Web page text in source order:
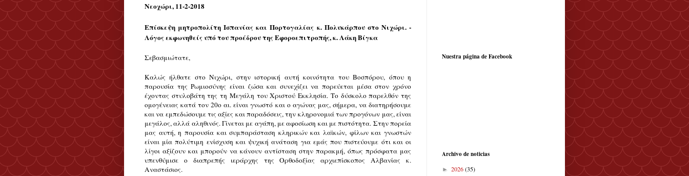
Νεοχώρι, 11-2-2018
Επίσκεψη μητροπολίτη Ισπανίας και Πορτογαλίας κ. Πολυκάρπου στο Νιχώρι. -
Λόγος εκφωνηθείς υπό του προέδρου της Εφοροεπιτροπής, κ. Λάκη Βίγκα
Σεβασμιώτατε,
Καλώς ήλθατε στο Νιχώρι, στην ιστορική αυτή κοινότητα του Βοσπόρου, όπου η
παρουσία της Ρωμιοσύνης είναι ζώσα και συνεχίζει να πορεύεται μέσα στον χρόνο
έχοντας στυλοβάτη της τη Μεγάλη του Χριστού Εκκλησία. Το δύσκολο παρελθόν της
ομογένειας κατά τον 20ο αι. είναι γνωστό και ο αγώνας μας, σήμερα, να διατηρήσουμε
και να εμπεδώσουμε τις αξίες και παραδόσεις, την κληρονομιά των προγόνων μας, είναι
μεγάλος, αλλά αληθινός. Γίνεται με αγάπη, με αφοσίωση και με πιστότητα. Στην πορεία
μας αυτή, η παρουσία και συμπαράσταση κληρικών και λαϊκών, φίλων και γνωστών
είναι μία πολύτιμη ενίσχυση και ψυχική ανάταση για εμάς που πιστεύουμε ότι και οι
λίγοι αξίζουν και μπορούν να κάνουν αντίσταση στην παρακμή, όπως πρόσφατα μας
υπενθύμισε ο διαπρεπής ιεράρχης της Ορθοδοξίας αρχιεπίσκοπος Αλβανίας κ.
Αναστάσιος.
Nuestra página de Facebook
Archivo de noticias
► 2026(35)